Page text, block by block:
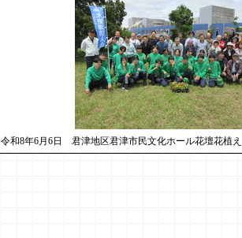
令和8年6月6日 君津地区君津市民文化ホール花壇花植え